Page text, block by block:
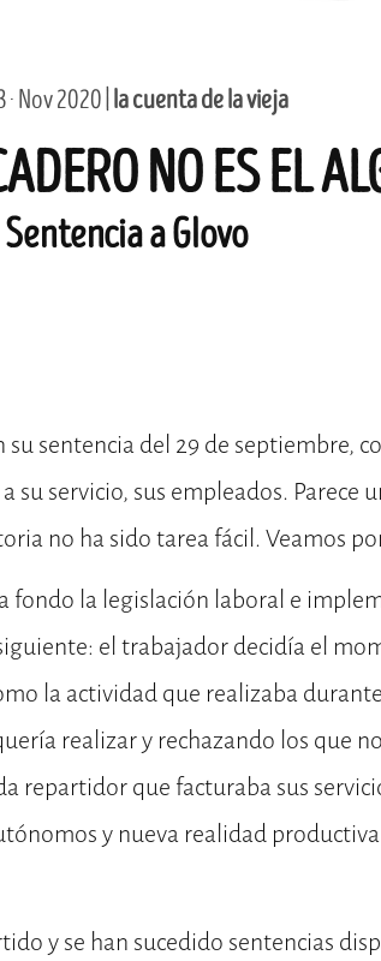
· Nov 2020 | la cuenta de la vieja
NO ES EL
Sentencia a Glovo
su sentencia del 29 de septiembre,
su servicio, sus empleados. Parece
no ha sido tarea fácil. Veamos
fondo la legislación laboral e
el trabajador decidía el
la actividad que realizaba
realizar y rechazando los que
repartidor que facturaba sus
y nueva realidad
y se han sucedido sentencias